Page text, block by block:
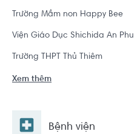
Trường Mầm non Happy Bee
Viện Giáo Dục Shichida An Phu
Trường THPT Thủ Thiêm
Xem thêm
Bệnh viện